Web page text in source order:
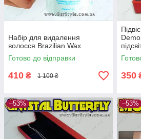
Набір для видалення
волосся Brazilian Wax
Готово до відправки
410 ₴ 1 100 ₴ 350
–53% –53%